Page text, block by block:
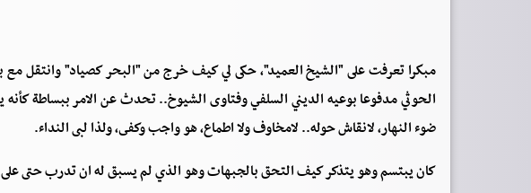
مبكرا تعرفت على "الشيخ العميد"، حكى لي كيف خرج من "البحر كصياد" وانتقل مع
الحوثي مدفوعا بوعيه الديني السلفي وفتاوى الشيوخ.. تحدث عن الامر ببساطة
ضوء النهار، لانقاش حوله.. لامخاوف ولا اطماع، هو واجب وكفى، ولذا لبى النداء.
كان يبتسم وهو يتذكر كيف التحق بالجبهات وهو الذي لم يسبق له ان تدرب حتى